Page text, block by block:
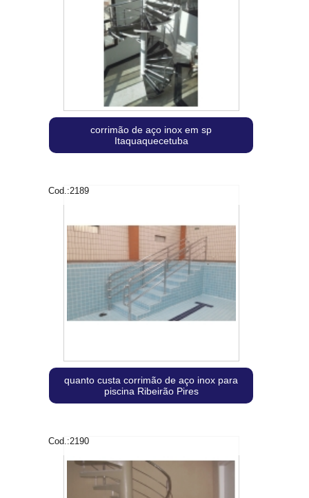
corrimão de aço inox em sp
Itaquaquecetuba
Cod.:2189
quanto custa corrimão de aço inox para
piscina Ribeirão Pires
Cod.:2190